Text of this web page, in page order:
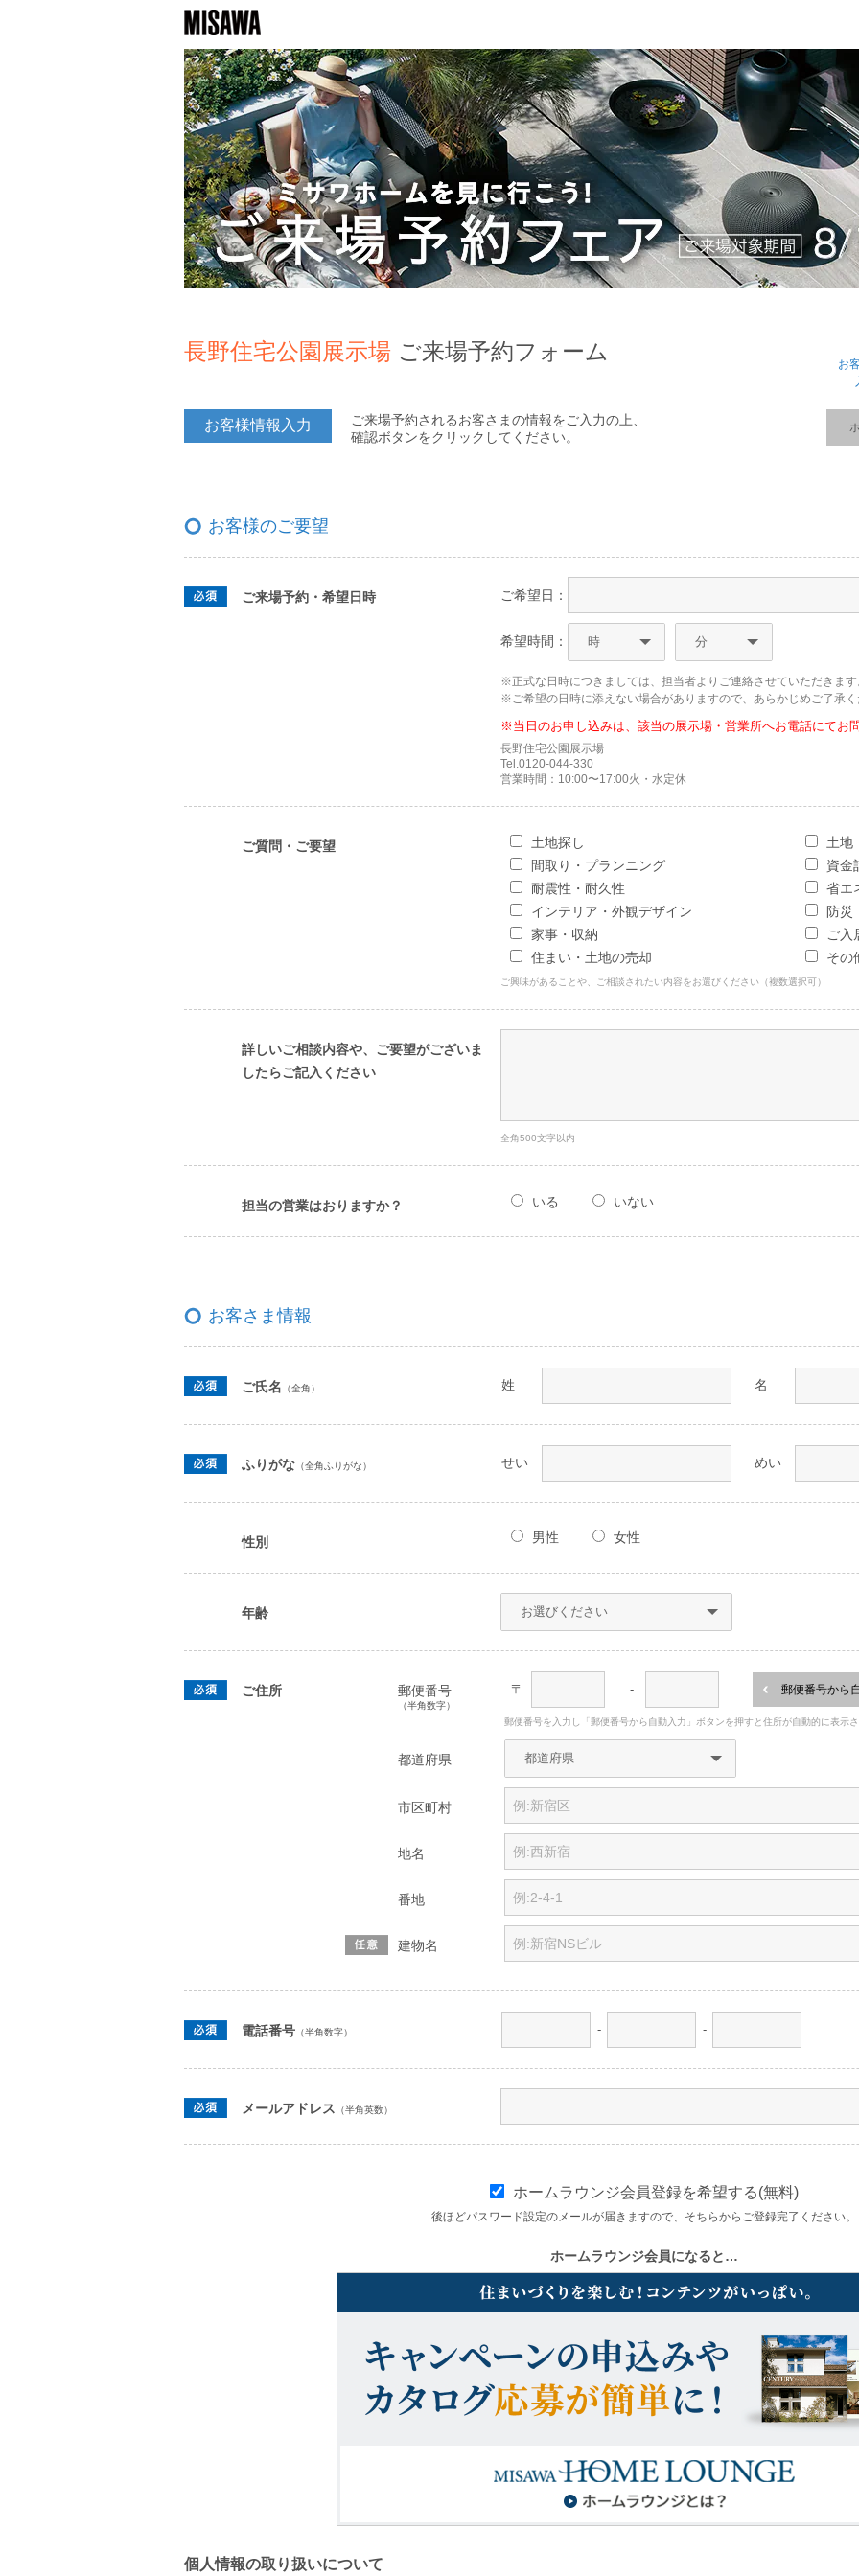
長野住宅公園展示場 ご来場予約フォーム
お
お客様情報入力
ご来場予約されるお客さまの情報をご入力の上、
確認ボタンをクリックしてください。
お客様のご要望
ご来場予約・希望日時 ご希望日：
希望時間：
※正式な日時につきましては、担当者よりご連絡させていただきます
※ご希望の日時に添えない場合がありますので、あらかじめご了承
※当日のお申し込みは、該当の展示場・営業所へお電話にてお
長野住宅公園展示場
Tel.0120-044-330
営業時間：10:00〜17:00火・水定休
ご質問・ご要望 土地探し
土地
間取り・プランニング
資金
耐震性・耐久性
省エ
インテリア・外観デザイン
防災
家事・収納
ご入
住まい・土地の売却
その
ご興味があることや、ご相談されたい内容をお選びください（複数選択可）
詳しいご相談内容や、ご要望がございま
したらご記入ください
全角500文字以内
担当の営業はおりますか？ いる いない
お客さま情報
ご氏名 （全角） 姓 名
ふりがな （全角ふりがな） せい めい
性別 男性 女性
年齢
ご住所 郵便番号
（半角数字）
〒 - 郵便番号から
郵便番号を入力し「郵便番号から自動入力」ボタンを押すと住所が自動的に表示
都道府県
市区町村
地名
番地
建物名
電話番号 （半角数字） - -
メールアドレス （半角英数）
ホームラウンジ会員登録を希望する(無料)
後ほどパスワード設定のメールが届きますので、そちらからご登録完了ください。
ホームラウンジ会員になると…
個人情報の取り扱いについて